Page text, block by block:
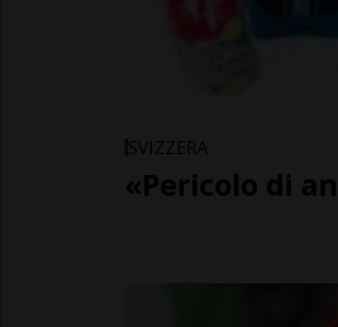
SVIZZERA
«Pericolo di